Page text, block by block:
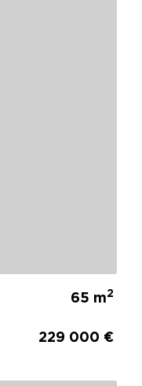
65 m2
229 000 €